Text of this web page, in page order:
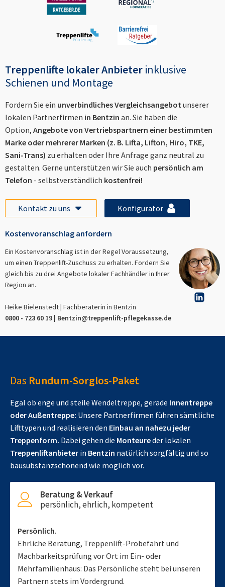
Treppenlifte lokaler Anbieter inklusive
Schienen und Montage
Fordern Sie ein unverbindliches Vergleichsangebotunserer
lokalen Partnerfirmen in Bentzin an. Sie haben die
Option, Angebote von Vertriebspartnern einer bestimmten
Marke oder mehrerer Marken (z. B. Lifta, Lifton, Hiro, TKE,
Sani-Trans) zu erhalten oder Ihre Anfrage ganz neutral zu
gestalten. Gerne unterstützen wir Sie auch persönlich am
Telefon - selbstverständlich kostenfrei!
Kontakt zu uns Konfigurator
Kostenvoranschlag anfordern
Ein Kostenvoranschlag ist in der Regel Voraussetzung,
um einen Treppenlift-Zuschuss zu erhalten. Fordern Sie
gleich bis zu drei Angebote lokaler Fachhändler in Ihrer
Region an.
Heike Bielenstedt | Fachberaterin in Bentzin
0800 - 723 60 19 | Bentzin@treppenlift-pflegekasse.de
Das Rundum-Sorglos-Paket
Egal ob enge und steile Wendeltreppe, gerade Innentreppe
oder Außentreppe: Unsere Partnerfirmen führen sämtliche
Lifttypen und realisieren den Einbau an nahezu jeder
Treppenform. Dabei gehen die Monteureder lokalen
Treppenliftanbieter in Bentzin natürlich sorgfältig und so
bausubstanzschonend wie möglich vor.
Beratung & Verkauf
persönlich, ehrlich, kompetent
Persönlich.
Ehrliche Beratung, Treppenlift-Probefahrt und
Machbarkeitsprüfung vor Ort im Ein- oder
Mehrfamilienhaus: Das Persönliche steht bei unseren
Partnern stets im Vordergrund.